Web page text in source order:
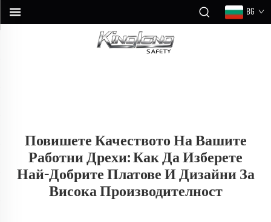
BG
Повишете Качеството На Вашите
Работни Дрехи: Как Да Изберете
Най-Добрите Платове И Дизайни За
Висока Производителност